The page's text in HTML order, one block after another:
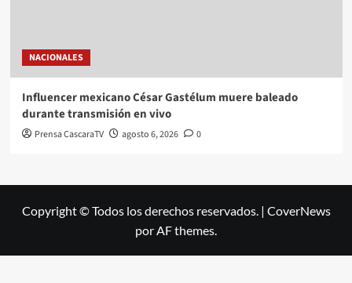
NACIONALES
Influencer mexicano César Gastélum muere baleado
durante transmisión en vivo
Prensa CascaraTV agosto 6, 2026 0
Copyright © Todos los derechos reservados. | CoverNews
por AF themes.